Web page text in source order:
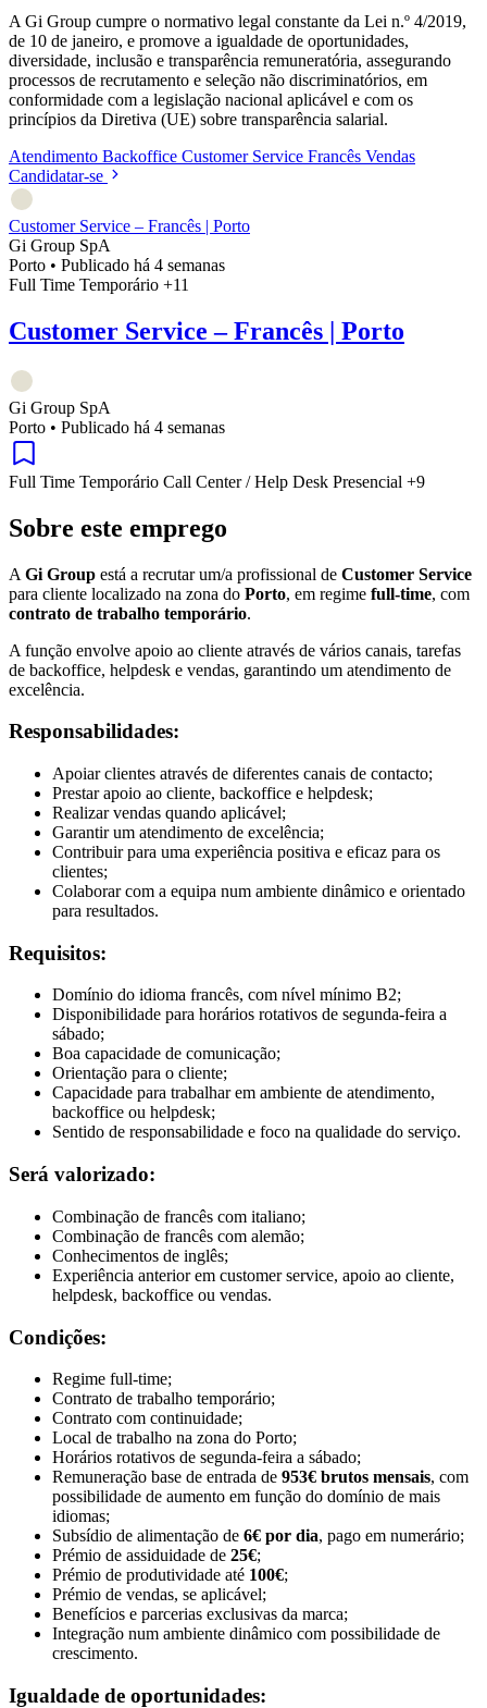
A Gi Group cumpre o normativo legal constante da Lei n.º 4/2019,
de 10 de janeiro, e promove a igualdade de oportunidades,
diversidade, inclusão e transparência remuneratória, assegurando
processos de recrutamento e seleção não discriminatórios, em
conformidade com a legislação nacional aplicável e com os
princípios da Diretiva (UE) sobre transparência salarial.
Atendimento Backoffice Customer Service Francês Vendas
Candidatar-se
Customer Service – Francês | Porto
Gi Group SpA
Porto • Publicado há 4 semanas
Full Time Temporário +11
Customer Service – Francês | Porto
Gi Group SpA
Porto • Publicado há 4 semanas
Full Time Temporário Call Center / Help Desk Presencial +9
Sobre este emprego
A Gi Group está a recrutar um/a profissional de Customer Service
para cliente localizado na zona do Porto, em regime full-time, com
contrato de trabalho temporário.
A função envolve apoio ao cliente através de vários canais, tarefas
de backoffice, helpdesk e vendas, garantindo um atendimento de
excelência.
Responsabilidades:
Apoiar clientes através de diferentes canais de contacto;
Prestar apoio ao cliente, backoffice e helpdesk;
Realizar vendas quando aplicável;
Garantir um atendimento de excelência;
Contribuir para uma experiência positiva e eficaz para os
clientes;
Colaborar com a equipa num ambiente dinâmico e orientado
para resultados.
Requisitos:
Domínio do idioma francês, com nível mínimo B2;
Disponibilidade para horários rotativos de segunda-feira a
sábado;
Boa capacidade de comunicação;
Orientação para o cliente;
Capacidade para trabalhar em ambiente de atendimento,
backoffice ou helpdesk;
Sentido de responsabilidade e foco na qualidade do serviço.
Será valorizado:
Combinação de francês com italiano;
Combinação de francês com alemão;
Conhecimentos de inglês;
Experiência anterior em customer service, apoio ao cliente,
helpdesk, backoffice ou vendas.
Condições:
Regime full-time;
Contrato de trabalho temporário;
Contrato com continuidade;
Local de trabalho na zona do Porto;
Horários rotativos de segunda-feira a sábado;
Remuneração base de entrada de 953€ brutos mensais, com
possibilidade de aumento em função do domínio de mais
idiomas;
Subsídio de alimentação de 6€ por dia, pago em numerário;
Prémio de assiduidade de 25€;
Prémio de produtividade até 100€;
Prémio de vendas, se aplicável;
Benefícios e parcerias exclusivas da marca;
Integração num ambiente dinâmico com possibilidade de
crescimento.
Igualdade de oportunidades: